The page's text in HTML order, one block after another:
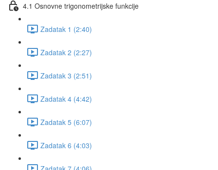
4.1 Osnovne trigonometrijske funkcije
Zadatak 1 (2:40)
Zadatak 2 (2:27)
Zadatak 3 (2:51)
Zadatak 4 (4:42)
Zadatak 5 (6:07)
Zadatak 6 (4:03)